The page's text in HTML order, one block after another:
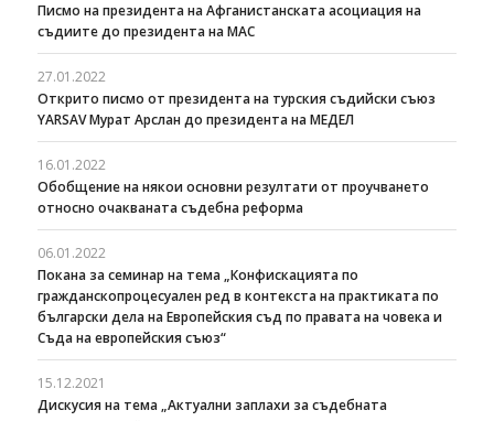
Писмо на президента на Афганистанската асоциация на
съдиите до президента на МАС
27.01.2022
Открито писмо от президента на турския съдийски съюз
YARSAV Мурат Арслан до президента на МЕДЕЛ
16.01.2022
Обобщение на някои основни резултати от проучването
относно очакваната съдебна реформа
06.01.2022
Покана за семинар на тема „Конфискацията по
гражданскопроцесуален ред в контекста на практиката по
български дела на Европейския съд по правата на човека и
Съда на европейския съюз“
15.12.2021
Дискусия на тема „Актуални заплахи за съдебната